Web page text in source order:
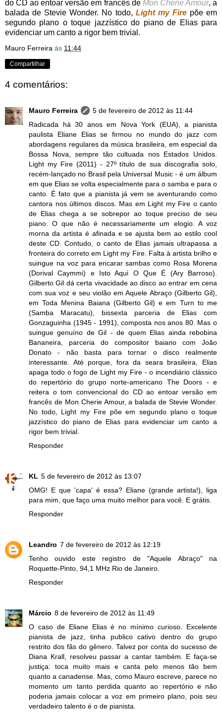
do CD ao entoar versão em francês de Mon Cherie Amour, a
balada de Stevie Wonder. No todo, Light my Firepõe em
segundo plano o toque jazzístico do piano de Elias para
evidenciar um canto a rigor bem trivial.
Mauro Ferreira às 11:44
Compartilhar
4 comentários:
Mauro Ferreira
5 de fevereiro de 2012 às 11:44
Radicada há 30 anos em Nova York (EUA), a pianista
paulista Eliane Elias se firmou no mundo do jazz com
abordagens regulares da música brasileira, em especial da
Bossa Nova, sempre tão cultuada nos Estados Unidos.
Light my Fire (2011) - 27º título de sua discografia solo,
recém-lançado no Brasil pela Universal Music - é um álbum
em que Elias se volta especialmente para o samba e para o
canto. É fato que a pianista já vem se aventurando como
cantora nos últimos discos. Mas em Light my Fire o canto
de Elias chega a se sobrepor ao toque preciso de seu
piano. O que não é necessariamente um elogio. A voz
morna da artista é afinada e se ajusta bem ao estilo cool
deste CD. Contudo, o canto de Elias jamais ultrapassa a
fronteira do correto em Light my Fire. Falta à artista brilho e
suingue na voz para encarar sambas como Rosa Morena
(Dorival Caymmi) e Isto Aqui O Que É (Ary Barroso).
Gilberto Gil dá certa vivacidade ao disco ao entrar em cena
com sua voz e seu violão em Aquele Abraço (Gilberto Gil),
em Toda Menina Baiana (Gilberto Gil) e em Turn to me
(Samba Maracatu), bissexta parceria de Elias com
Gonzaguinha (1945 - 1991), composta nos anos 80. Mas o
suingue genuíno de Gil - de quem Elias ainda rebobina
Bananeira, parceria do compositor baiano com João
Donato - não basta para tornar o disco realmente
interessante. Até porque, fora da seara brasileira, Elias
apaga todo o fogo de Light my Fire - o incendiário clássico
do repertório do grupo norte-americano The Doors - e
reitera o tom convencional do CD ao entoar versão em
francês de Mon Cherie Amour, a balada de Stevie Wonder.
No todo, Light my Fire põe em segundo plano o toque
jazzístico do piano de Elias para evidenciar um canto a
rigor bem trivial.
Responder
KL 5 de fevereiro de 2012 às 13:07
OMG! E que 'capa' é essa? Eliane (grande artista!), liga
para mim, que faço uma muito melhor para você. E grátis.
Responder
Leandro 7 de fevereiro de 2012 às 12:19
Tenho ouvido este registro de "Aquele Abraço" na
Roquette-Pinto, 94,1 MHz Rio de Janeiro.
Responder
Márcio 8 de fevereiro de 2012 às 11:49
O caso de Eliane Elias é no mínimo curioso. Excelente
pianista de jazz, tinha publico cativo dentro do grupo
restrito dos fãs do gênero. Talvez por conta do sucesso de
Diana Krall, resolveu passar a cantar também. E faça-se
justiça: toca muito mais e canta pelo menos tão bem
quanto a canadense. Mas, como Mauro escreve, parece no
momento um tanto perdida quanto ao repertório e não
poderia jamais colocar a voz em primeiro plano, pois seu
verdadeiro talento é o de pianista.